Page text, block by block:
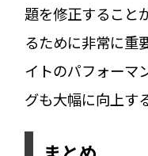
題を修正すること
るために非常に重
イトのパフォーマ
グも大幅に向上す